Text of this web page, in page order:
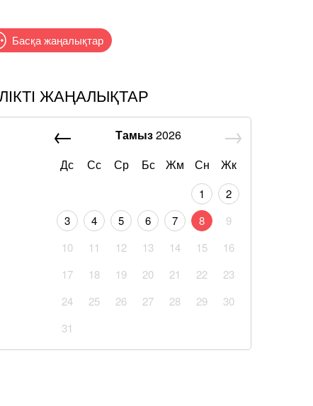
Басқа жаңалықтар
ЖАҢАЛЫҚТАР
Тамыз2026
Дс
Сс Ср Бс Жм Сн Жк
1
2
3
4 5 6 7 8
9
10
11 12 13 14 15
16
17
18 19 20 21 22
23
24
25 26 27 28 29
30
31